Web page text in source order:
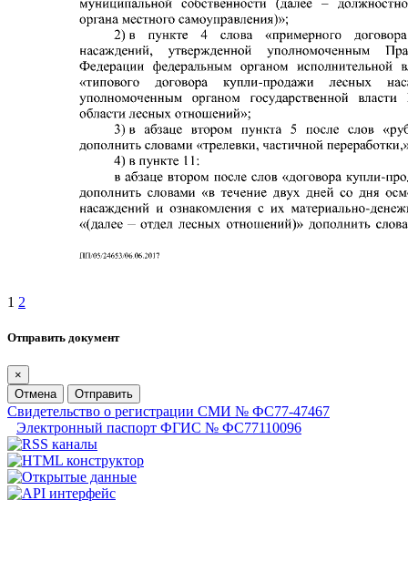
1 2
Отправить документ
×
Отмена
Отправить
Свидетельство о регистрации СМИ № ФС77-47467
Электронный паспорт ФГИС № ФС77110096